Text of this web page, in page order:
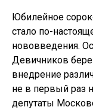
Юбилейное
стало по-
нововведения.
Девичников
внедрение
не в первый раз
депутаты